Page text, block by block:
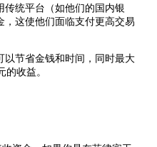
统平台（如他们的国内银
这使他们面临支付更高交易
节省金钱和时间，同时最大
收益。